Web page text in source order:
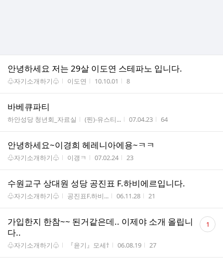
안녕하세요 저는 29살 이도연 스테파노 입니다.
게시판명
♧자기소개하기♧ 작성자
이도연 작성시간
10.10.01 조회수
8
바베큐파티
게시판명
하안성당 청년회_자료실 작성자
(찐)-유스티... 작성시간
07.04.23 조회수
64
안녕하세요~이경희 헤레니아에용~ㅋㅋ
게시판명
♧자기소개하기♧ 작성자
이갱ㅋ 작성시간
07.02.24 조회수
23
수원교구 상대원 성당 공진표 F.하비에르입니다.
게시판명
♧자기소개하기♧ 작성자
공진표F.하비... 작성시간
06.11.28 조회수
21
가입한지 한참~~ 된거같은데.. 이제야 소개 올립니
다..
게시판명
♧자기소개하기♧ 작성자
『윤기』모세† 작성시간
06.08.19 조회수
27
댓
글 1